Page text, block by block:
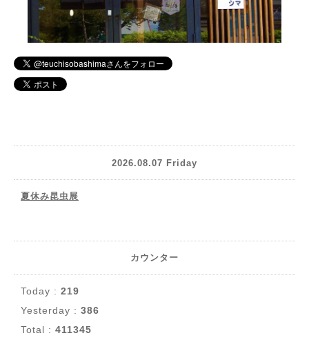
2026.08.07 Friday
夏休み昆虫展
カウンター
Today : 219
Yesterday : 386
Total : 411345